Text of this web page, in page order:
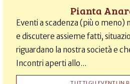
Pianta
Eventi a scadenza (più o meno)
e discutere assieme fatti,
riguardano la nostra società e
Incontri aperti allo...